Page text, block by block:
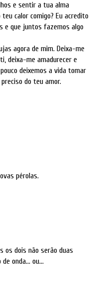
e sentir a tua alma
calor comigo? Eu acredito
e que juntos fazemos algo
agora de mim. Deixa-me
deixa-me amadurecer e
deixemos a vida tomar
do teu amor.
pérolas.
os dois não serão duas
onda... ou...